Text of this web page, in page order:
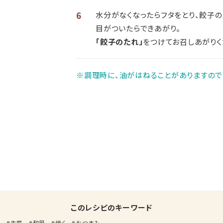
6
水分がなくなったらフタをとり、餃子
目がついたらできあがり。
「餃子のたれ」をつけてお召しあがりく
※調理時に、油がはねることがありますの
このレシピのキーワード